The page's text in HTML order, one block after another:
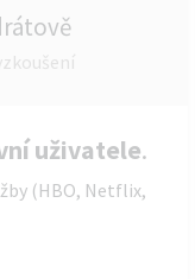
uživatele.
(HBO, Netflix,